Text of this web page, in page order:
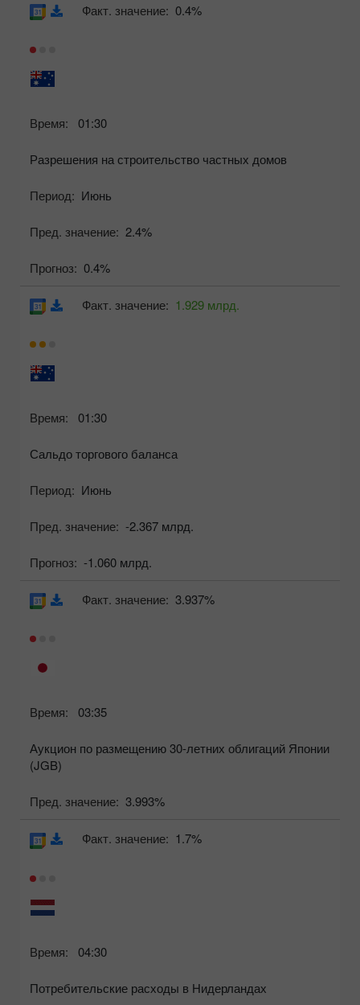
Время: 01:30
Разрешения на строительство частных домов
Период: Июнь
Пред. значение: 2.4%
Прогноз: 0.4%
Факт. значение: 0.4%
Время: 01:30
Сальдо торгового баланса
Период: Июнь
Пред. значение: -2.367 млрд.
Прогноз: -1.060 млрд.
Факт. значение: 1.929 млрд.
Время: 03:35
Аукцион по размещению 30-летних облигаций Японии
(JGB)
Пред. значение: 3.993%
Факт. значение: 3.937%
Время: 04:30
Потребительские расходы в Нидерландах
Факт. значение: 1.7%